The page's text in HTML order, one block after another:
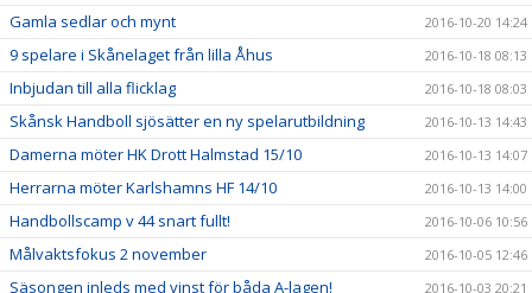
Gamla sedlar och mynt 2016-10-20 14:24
9 spelare i Skånelaget från lilla Åhus 2016-10-18 08:13
Inbjudan till alla flicklag 2016-10-18 08:03
Skånsk Handboll sjösätter en ny spelarutbildning 2016-10-13 14:43
Damerna möter HK Drott Halmstad 15/10 2016-10-13 14:07
Herrarna möter Karlshamns HF 14/10 2016-10-13 14:00
Handbollscamp v 44 snart fullt! 2016-10-06 10:56
Målvaktsfokus 2 november 2016-10-05 12:46
Säsongen inleds med vinst för båda A-lagen! 2016-10-03 20:21